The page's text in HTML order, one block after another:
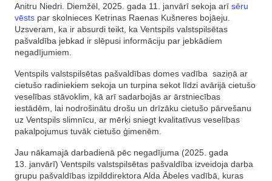
Anitru Niedri. Diemžēl, 2025. gada 11. janvārī sekoja arī sēru
vēsts par skolnieces Ketrinas Raenas Kušneres bojāeju.
Uzsveram, ka ir absurdi teikt, ka Ventspils valstspilsētas
pašvaldība jebkad ir slēpusi informāciju par jebkādiem
negadījumiem.
Ventspils valstspilsētas pašvaldības domes vadība saziņā ar
cietušo radiniekiem sekoja un turpina sekot līdzi avārijā cietušo
veselības stāvoklim, kā arī sadarbojās ar ārstniecības
iestādēm, lai nodrošinātu drošu un drīzāku cietušo pārvešanu
uz Ventspils slimnīcu, ar mērķi sniegt kvalitatīvus veselības
pakalpojumus tuvāk cietušo ģimenēm.
Jau nākamajā darbadienā pēc negadījuma (2025. gada
13. janvārī) Ventspils valstspilsētas pašvaldība izveidoja darba
grupu pašvaldības izpilddirektora Alda Ābeles vadībā, kuras